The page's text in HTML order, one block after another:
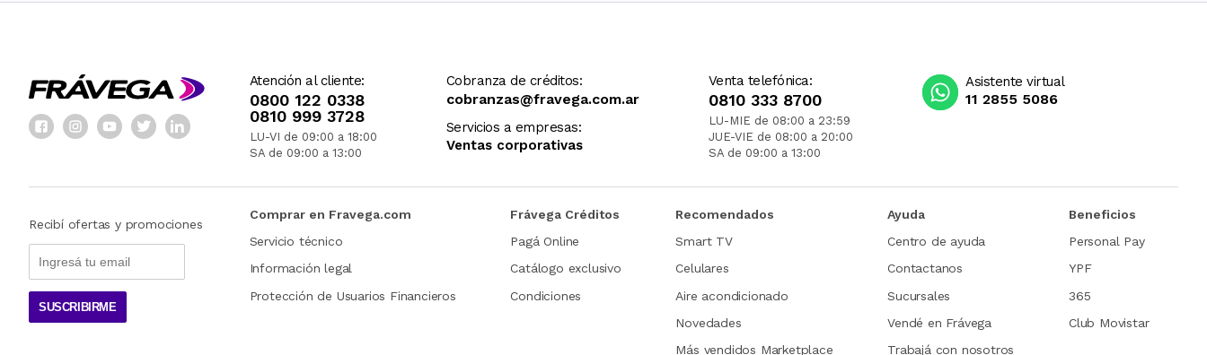
Atención al cliente:
0800 122 0338
0810 999 3728
LU-VI de 09:00 a 18:00
SA de 09:00 a 13:00
Cobranza de créditos:
cobranzas@fravega.com.ar
Servicios a empresas:
Ventas corporativas
Venta telefónica:
0810 333 8700
LU-MIE de 08:00 a 23:59
JUE-VIE de 08:00 a 20:00
SA de 09:00 a 13:00
Asistente virtual
11 2855 5086
Recibí ofertas y promociones
SUSCRIBIRME
Comprar en Fravega.com
Servicio técnico
Información legal
Protección de Usuarios Financieros
Frávega Créditos
Pagá Online
Catálogo exclusivo
Condiciones
Recomendados
Smart TV
Celulares
Aire acondicionado
Novedades
Más vendidos Marketplace
Ayuda
Centro de ayuda
Contactanos
Sucursales
Vendé en Frávega
Trabajá con nosotros
Beneficios
Personal Pay
YPF
365
Club Movistar